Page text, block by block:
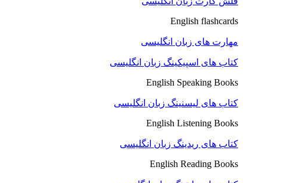
English flashcards
مهارت های زبان انگلیسی
کتاب های اسپیکینگ زبان انگلیسی
English Speaking Books
کتاب های لیسنینگ زبان انگلیسی
English Listening Books
کتاب های ریدینگ زبان انگلیسی
English Reading Books